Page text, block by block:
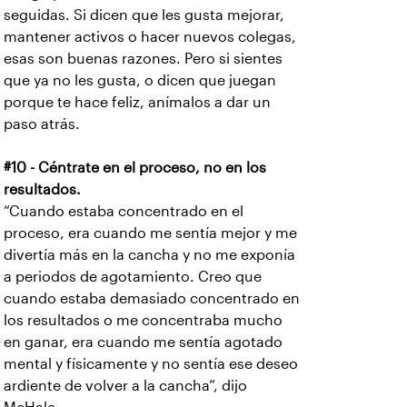
seguidas. Si dicen que les gusta mejorar,
mantener activos o hacer nuevos colegas,
esas son buenas razones. Pero si sientes
que ya no les gusta, o dicen que juegan
porque te hace feliz, anímalos a dar un
paso atrás.
#10 - Céntrate en el proceso, no en los
resultados.
“Cuando estaba concentrado en el
proceso, era cuando me sentía mejor y me
divertía más en la cancha y no me exponía
a periodos de agotamiento. Creo que
cuando estaba demasiado concentrado en
los resultados o me concentraba mucho
en ganar, era cuando me sentía agotado
mental y físicamente y no sentía ese deseo
ardiente de volver a la cancha”, dijo